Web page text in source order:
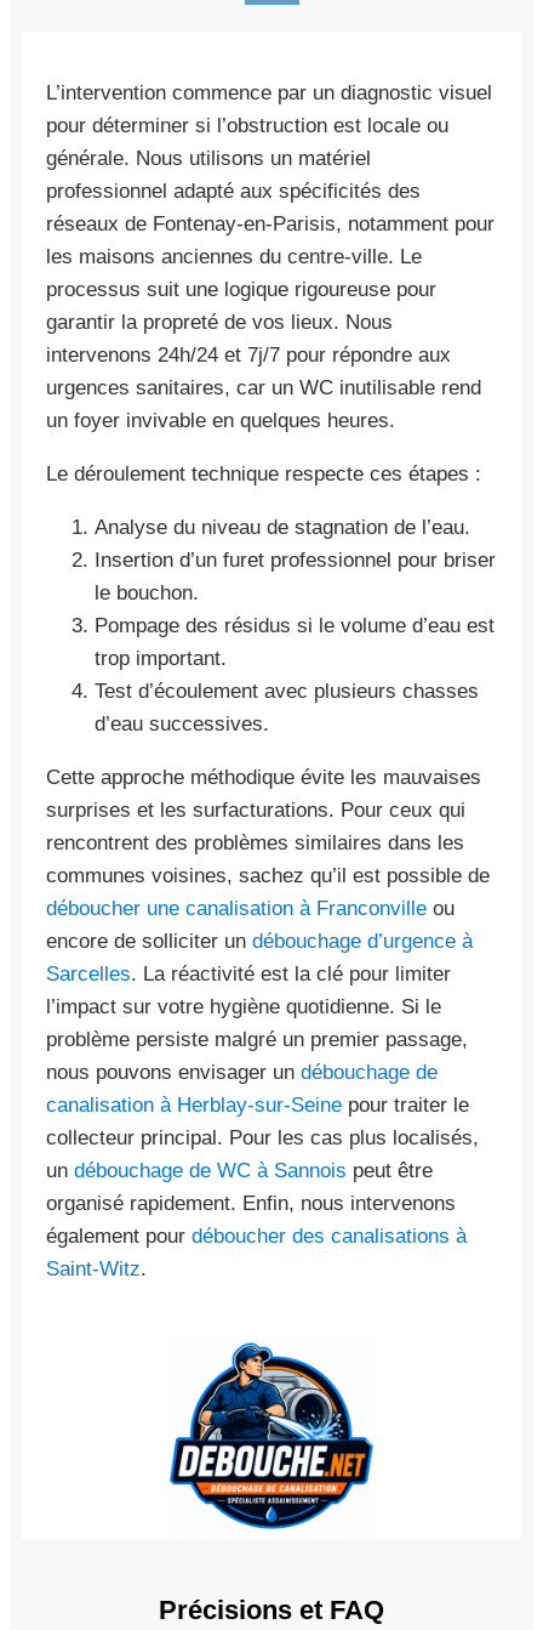
L’intervention commence par un diagnostic visuel
pour déterminer si l’obstruction est locale ou
générale. Nous utilisons un matériel
professionnel adapté aux spécificités des
réseaux de Fontenay-en-Parisis, notamment pour
les maisons anciennes du centre-ville. Le
processus suit une logique rigoureuse pour
garantir la propreté de vos lieux. Nous
intervenons 24h/24 et 7j/7 pour répondre aux
urgences sanitaires, car un WC inutilisable rend
un foyer invivable en quelques heures.
Le déroulement technique respecte ces étapes :
Analyse du niveau de stagnation de l’eau.
Insertion d’un furet professionnel pour briser
le bouchon.
Pompage des résidus si le volume d’eau est
trop important.
Test d’écoulement avec plusieurs chasses
d’eau successives.
Cette approche méthodique évite les mauvaises
surprises et les surfacturations. Pour ceux qui
rencontrent des problèmes similaires dans les
communes voisines, sachez qu’il est possible de
déboucher une canalisation à Franconville ou
encore de solliciter un débouchage d’urgence à
Sarcelles. La réactivité est la clé pour limiter
l’impact sur votre hygiène quotidienne. Si le
problème persiste malgré un premier passage,
nous pouvons envisager un débouchage de
canalisation à Herblay-sur-Seine pour traiter le
collecteur principal. Pour les cas plus localisés,
un débouchage de WC à Sannois peut être
organisé rapidement. Enfin, nous intervenons
également pour déboucher des canalisations à
Saint-Witz.
Précisions et FAQ